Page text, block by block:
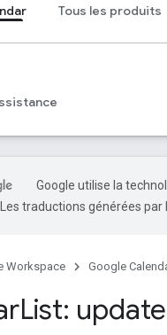
Tous les produits
Google utilise la
traductions générées par
Workspace Google
List: update